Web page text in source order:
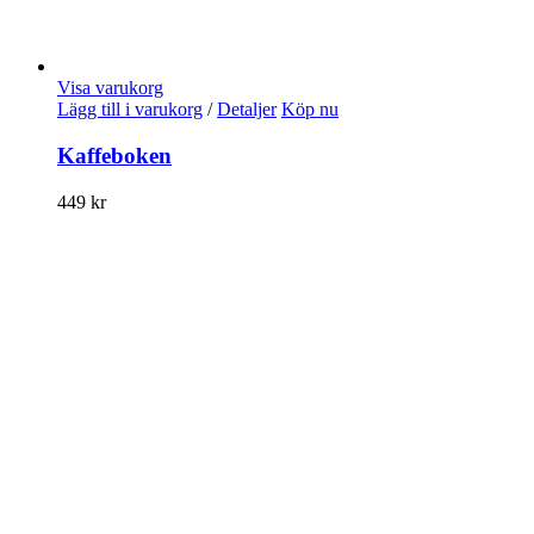
Visa varukorg
Lägg till i varukorg / Detaljer Köp nu
Kaffeboken
449 kr